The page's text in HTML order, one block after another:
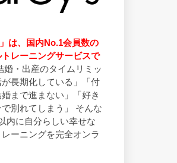
は、国内No.1会員数の
レーニングサービスで
婚・出産のタイムリミッ
長期化している」「付
まで進まない」「好き
別れてしまう」 そんな
内に自分らしい幸せな
ーニングを完全オンラ